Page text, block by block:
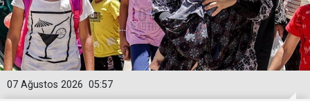
05:57
07 Ağustos 2026